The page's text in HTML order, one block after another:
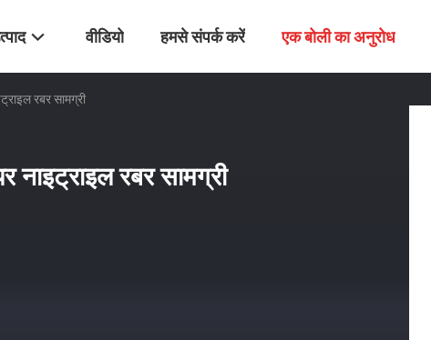
वीडियो हमसे संपर्क करें एक बोली का अनुरोध
रबर सामग्री
नाइट्राइल रबर सामग्री